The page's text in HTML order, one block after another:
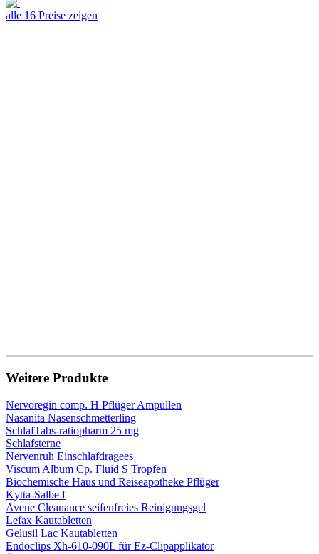
alle 16 Preise zeigen
Weitere Produkte
Nervoregin comp. H Pflüger Ampullen
Nasanita Nasenschmetterling
SchlafTabs-ratiopharm 25 mg
Schlafsterne
Nervenruh Einschlafdragees
Viscum Album Cp. Fluid S Tropfen
Biochemische Haus und Reiseapotheke Pflüger
Kytta-Salbe f
Avene Cleanance seifenfreies Reinigungsgel
Lefax Kautabletten
Gelusil Lac Kautabletten
Endoclips Xh-610-090L für Ez-Clipapplikator